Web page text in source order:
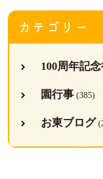
カテゴリー
100周年記
園行事(385)
お東ブログ